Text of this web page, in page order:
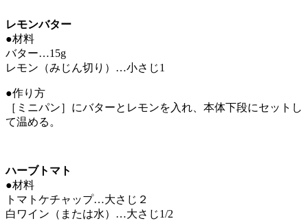
レモンバター
●材料
バター…15g
レモン（みじん切り）…小さじ1
●作り方
［ミニパン］にバターとレモンを入れ、本体下段にセットし
て温める。
ハーブトマト
●材料
トマトケチャップ…大さじ２
白ワイン（または水）…大さじ1/2